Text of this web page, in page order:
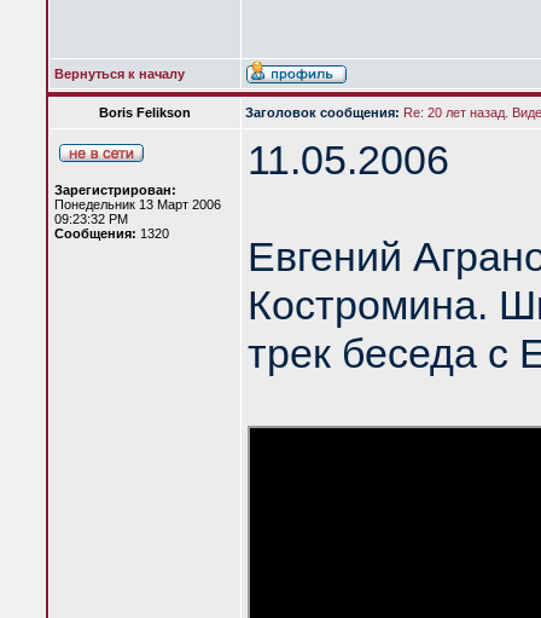
Вернуться к началу
Boris Felikson Заголовок сообщения: Re: 20 лет назад.
Зарегистрирован:
Понедельник 13 Март 2006
09:23:32 PM
Сообщения: 1320
11.05.2006
Евгений
Костромина.
трек беседа с